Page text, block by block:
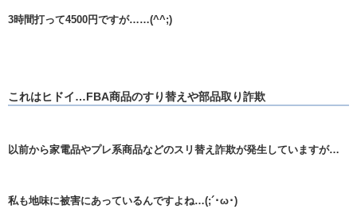
3時間打って4500円ですが……(^^;)
これはヒドイ…FBA商品のすり替えや部品取り詐欺
以前から家電品やプレ系商品などのスリ替え詐欺が発生していますが…
私も地味に被害にあっているんですよね…(;´･ω･)